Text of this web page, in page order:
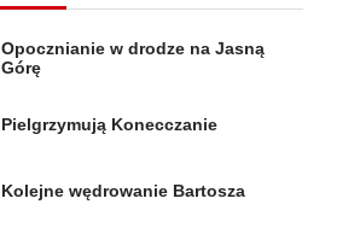
Opocznianie w drodze na Jasną
Górę
Pielgrzymują Konecczanie
Kolejne wędrowanie Bartosza